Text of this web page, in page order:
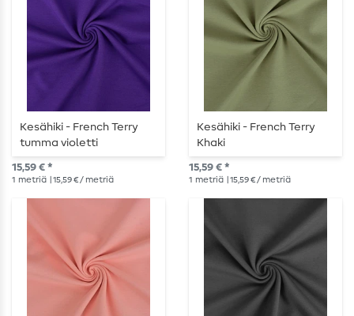
Kesähiki - French Terry
tumma violetti
15,59 € *
1 metriä | 15,59 € / metriä
Kesähiki - French Terry
Khaki
15,59 € *
1 metriä | 15,59 € / metriä